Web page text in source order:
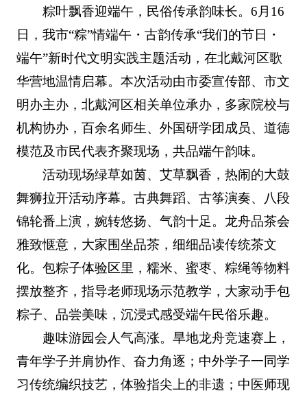
粽叶飘香迎端午，民俗传承韵味长。6月16
日，我市“粽”情端午・古韵传承“我们的节日・
端午”新时代文明实践主题活动，在北戴河区歌
华营地温情启幕。本次活动由市委宣传部、市文
明办主办，北戴河区相关单位承办，多家院校与
机构协办，百余名师生、外国研学团成员、道德
模范及市民代表齐聚现场，共品端午韵味。
活动现场绿草如茵、艾草飘香，热闹的大鼓
舞狮拉开活动序幕。古典舞蹈、古筝演奏、八段
锦轮番上演，婉转悠扬、气韵十足。龙舟品茶会
雅致惬意，大家围坐品茶，细细品读传统茶文
化。包粽子体验区里，糯米、蜜枣、粽绳等物料
摆放整齐，指导老师现场示范教学，大家动手包
粽子、品尝美味，沉浸式感受端午民俗乐趣。
趣味游园会人气高涨。旱地龙舟竞速赛上，
青年学子并肩协作、奋力角逐；中外学子一同学
习传统编织技艺，体验指尖上的非遗；中医师现